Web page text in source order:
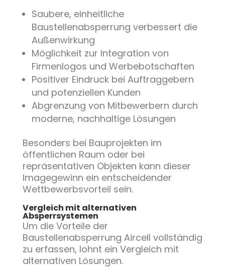
Saubere, einheitliche
Baustellenabsperrung verbessert die
Außenwirkung
Möglichkeit zur Integration von
Firmenlogos und Werbebotschaften
Positiver Eindruck bei Auftraggebern
und potenziellen Kunden
Abgrenzung von Mitbewerbern durch
moderne, nachhaltige Lösungen
Besonders bei Bauprojekten im
öffentlichen Raum oder bei
repräsentativen Objekten kann dieser
Imagegewinn ein entscheidender
Wettbewerbsvorteil sein.
Vergleich mit alternativen
Absperrsystemen
Um die Vorteile der
Baustellenabsperrung Aircell vollständig
zu erfassen, lohnt ein Vergleich mit
alternativen Lösungen.